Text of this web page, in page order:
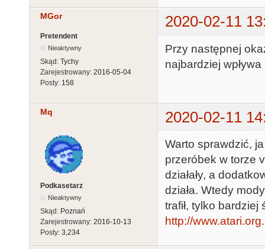
MGor 2020-02-11
Pretendent
Nieaktywny
Skąd: Tychy
Zarejestrowany: 2016-05-04
Posty: 158
Przy następnej
najbardziej
Mq 2020-02-11
Podkasetarz
Nieaktywny
Skąd: Poznań
Zarejestrowany: 2016-10-13
Posty: 3,234
Warto sprawdzić,
przeróbek w torze
działały, a
działa. Wtedy
trafił, tylko bardziej
http://